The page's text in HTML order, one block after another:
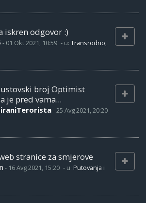
iskren odgovor :)
- 01 Okt 2021, 10:59 - u: Transrodno,
broj Optimist
je pred vama...
-25 Avg 2021, 20:20
stranice za smjerove
- 16 Avg 2021, 15:20 - u: Putovanja i